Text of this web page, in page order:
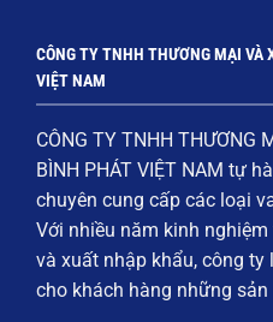
CÔNG TY TNHH THƯƠNG MẠI VÀ
VIỆT NAM
CÔNG TY TNHH THƯƠNG
BÌNH PHÁT VIỆT NAM tự
chuyên cung cấp các loại
Với nhiều năm kinh
và xuất nhập khẩu, công
cho khách hàng những sản